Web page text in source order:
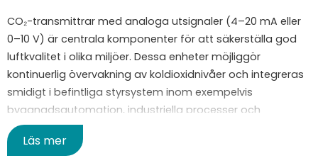
CO₂-transmittrar med analoga utsignaler (4–20 mA eller
0–10 V) är centrala komponenter för att säkerställa god
luftkvalitet i olika miljöer. Dessa enheter möjliggör
kontinuerlig övervakning av koldioxidnivåer och integreras
smidigt i befintliga styrsystem inom exempelvis
byggnadsautomation, industriella processer och
ventilationsanläggningar.
Läs mer